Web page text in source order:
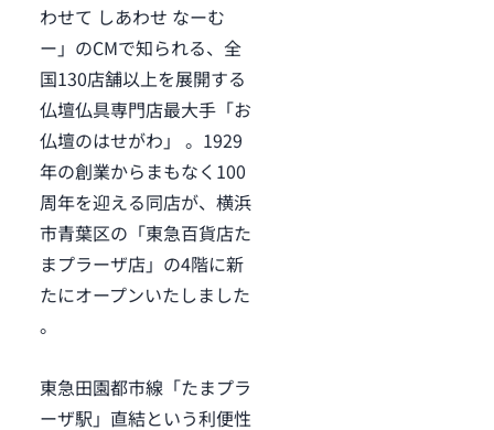
わせて しあわせ なーむ
ー」のCMで知られる、全
国130店舗以上を展開する
仏壇仏具専門店最大手「お
仏壇のはせがわ」 。1929
年の創業からまもなく100
周年を迎える同店が、横浜
市青葉区の「東急百貨店た
まプラーザ店」の4階に新
たにオープンいたしました
。
東急田園都市線「たまプラ
ーザ駅」直結という利便性